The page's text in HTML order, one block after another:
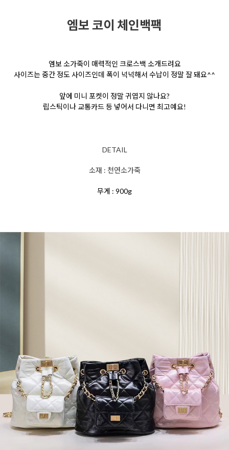
엠보 코이 체인백팩
엠보 소가죽이 매력적인 크로스백 소개드려요
사이즈는 중간 정도 사이즈인데 폭이 넉넉해서 수납이 정말 잘 돼요^^
앞에 미니 포켓이 정말 귀엽지 않나요?
립스틱이나 교통카드 등 넣어서 다니면 최고예요!
DETAIL
소재 : 천연소가죽
무게 : 900g